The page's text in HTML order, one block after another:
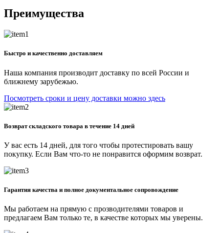
Преимущества
Быстро и качественно доставляем
Наша компания производит доставку по всей России и
ближнему зарубежью.
Посмотреть сроки и цену доставки можно здесь
Возврат складского товара в течение 14 дней
У вас есть 14 дней, для того чтобы протестировать вашу
покупку. Если Вам что-то не понравится оформим возврат.
Гарантия качества и полное документальное сопровождение
Мы работаем на прямую с прозводителями товаров и
предлагаем Вам только те, в качестве которых мы уверены.